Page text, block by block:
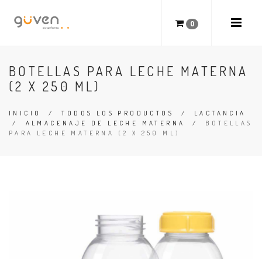
0
BOTELLAS PARA LECHE MATERNA
(2 X 250 ML)
INICIO /TODOS LOS PRODUCTOS / LACTANCIA
/ ALMACENAJE DE LECHE MATERNA / BOTELLAS
PARA LECHE MATERNA (2 X 250 ML)